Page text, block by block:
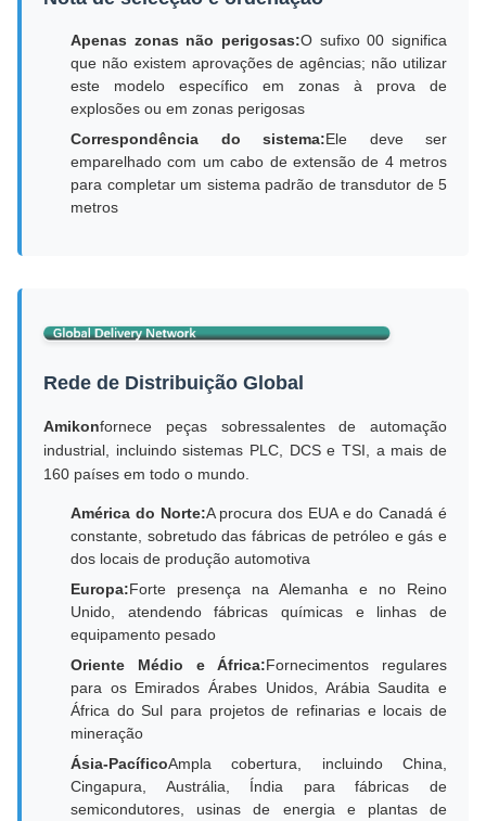
Apenas zonas não perigosas:O sufixo 00 significa
que não existem aprovações de agências; não utilizar
este modelo específico em zonas à prova de
explosões ou em zonas perigosas
Correspondência do sistema:Ele deve ser
emparelhado com um cabo de extensão de 4 metros
para completar um sistema padrão de transdutor de 5
metros
Rede de Distribuição Global
Amikonfornece peças sobressalentes de automação
industrial, incluindo sistemas PLC, DCS e TSI, a mais de
160 países em todo o mundo.
América do Norte:A procura dos EUA e do Canadá é
constante, sobretudo das fábricas de petróleo e gás e
dos locais de produção automotiva
Europa:Forte presença na Alemanha e no Reino
Unido, atendendo fábricas químicas e linhas de
equipamento pesado
Oriente Médio e África:Fornecimentos regulares
para os Emirados Árabes Unidos, Arábia Saudita e
África do Sul para projetos de refinarias e locais de
mineração
Ásia-PacíficoAmpla cobertura, incluindo China,
Cingapura, Austrália, Índia para fábricas de
semicondutores, usinas de energia e plantas de